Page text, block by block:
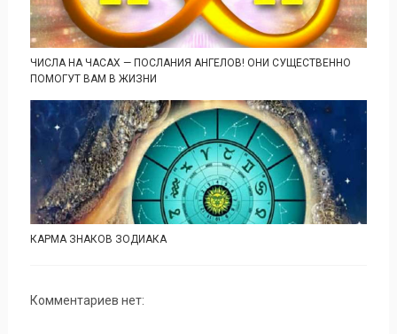
ЧИСЛА НА ЧАСАХ — ПОСЛАНИЯ АНГЕЛОВ! ОНИ СУЩЕСТВЕННО
ПОМОГУТ ВАМ В ЖИЗНИ
КАРМА ЗНАКОВ ЗОДИАКА
Комментариев нет: